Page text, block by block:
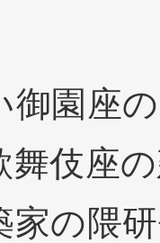
御園座
舞伎座
家の隈